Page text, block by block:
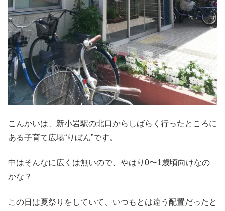
こんかいは、新小岩駅の北口からしばらく行ったところに
ある子育て広場“りぼん”です。
中はそんなに広くは無いので、やはり0〜1歳頃向けなの
かな？
この日は夏祭りをしていて、いつもとは違う配置だったと